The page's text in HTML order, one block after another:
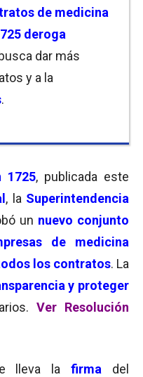
de medicina
deroga
dar más
y a la
.
1725, publicada este
, la Superintendencia
un nuevo conjunto
de medicina
los contratos. La
y proteger
Ver Resolución
lleva lafirma del